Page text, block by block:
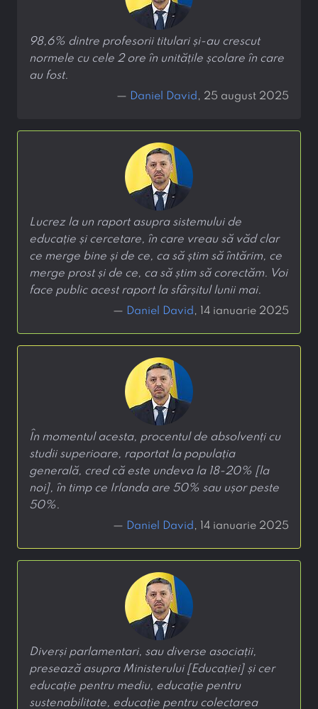
98,6% dintre profesorii titulari și-au crescut
normele cu cele 2 ore în unitățile școlare în care
au fost.
— Daniel David , 25 august 2025
Lucrez la un raport asupra sistemului de
educație și cercetare, în care vreau să văd clar
ce merge bine și de ce, ca să știm să întărim, ce
merge prost și de ce, ca să știm să corectăm. Voi
face public acest raport la sfârșitul lunii mai.
— Daniel David , 14 ianuarie 2025
În momentul acesta, procentul de absolvenți cu
studii superioare, raportat la populația
generală, cred că este undeva la 18-20% [la
noi], în timp ce Irlanda are 50% sau ușor peste
50%.
— Daniel David , 14 ianuarie 2025
Diverși parlamentari, sau diverse asociații,
presează asupra Ministerului [Educației] și cer
educație pentru mediu, educație pentru
sustenabilitate, educație pentru colectarea